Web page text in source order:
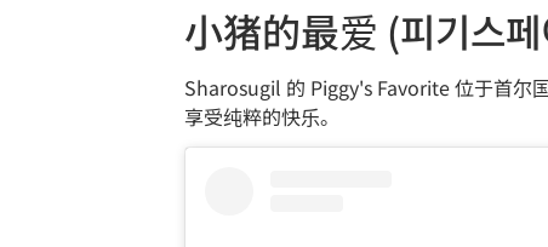
小猪的最爱 (피기스
Sharosugil 的 Piggy's Favorite 位于首尔
享受纯粹的快乐。